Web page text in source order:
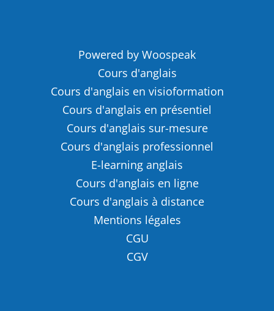
Powered by Woospeak
Cours d'anglais
Cours d'anglais en visioformation
Cours d'anglais en présentiel
Cours d'anglais sur-mesure
Cours d'anglais professionnel
E-learning anglais
Cours d'anglais en ligne
Cours d'anglais à distance
Mentions légales
CGU
CGV